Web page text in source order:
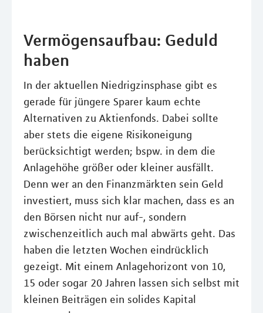
Vermögensaufbau: Geduld
haben
In der aktuellen Niedrigzinsphase gibt es
gerade für jüngere Sparer kaum echte
Alternativen zu Aktienfonds. Dabei sollte
aber stets die eigene Risikoneigung
berücksichtigt werden; bspw. in dem die
Anlagehöhe größer oder kleiner ausfällt.
Denn wer an den Finanzmärkten sein Geld
investiert, muss sich klar machen, dass es an
den Börsen nicht nur auf-, sondern
zwischenzeitlich auch mal abwärts geht. Das
haben die letzten Wochen eindrücklich
gezeigt. Mit einem Anlagehorizont von 10,
15 oder sogar 20 Jahren lassen sich selbst mit
kleinen Beiträgen ein solides Kapital